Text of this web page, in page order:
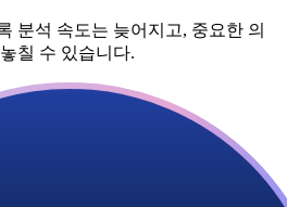
분석 속도는 늦어지고, 중요한 의
칠 수 있습니다.